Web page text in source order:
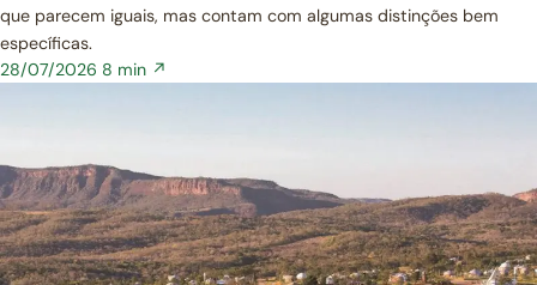
que parecem iguais, mas contam com algumas distinções bem
específicas.
28/07/2026 8 min ↗